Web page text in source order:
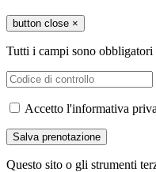
button close ×
Tutti i campi sono obbligatori
Accetto l'informativa
Questo sito o gli strumenti